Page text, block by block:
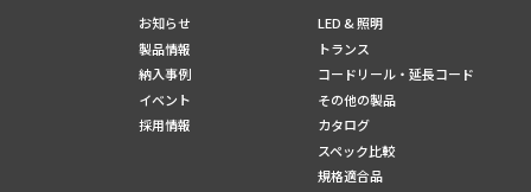
お知らせ
製品情報
納入事例
イベント
採用情報
LED & 照明
トランス
コードリール・延長コード
その他の製品
カタログ
スペック比較
規格適合品